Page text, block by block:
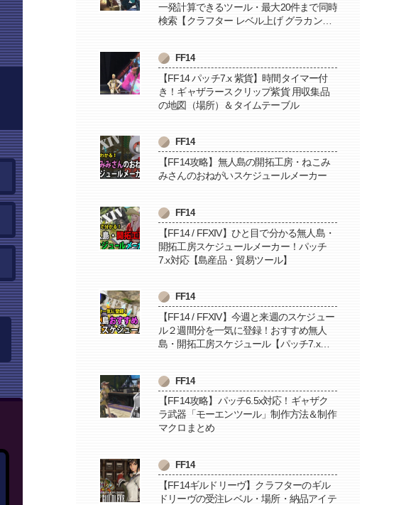
一発計算できるツール・最大20件まで同時
検索【クラフター レベル上げ グラカン納
FF14
【FF14 パッチ7.x 紫貨】時間タイマー付
き！ギャザラースクリップ紫貨 用収集品
の地図（場所）＆タイムテーブル
FF14
【FF14攻略】無人島の開拓工房・ねこみ
みさんのおねがいスケジュールメーカー
FF14
【FF14 / FFXIV】ひと目で分かる無人島・
開拓工房スケジュールメーカー！パッチ
7.x対応【島産品・貿易ツール】
FF14
【FF14 / FFXIV】今週と来週のスケジュー
ル２週間分を一気に登録！おすすめ無人
島・開拓工房スケジュール【パッチ7.x対
FF14
【FF14攻略】パッチ6.5x対応！ギャザク
ラ武器「モーエンツール」制作方法＆制作
マクロまとめ
FF14
【FF14ギルドリーヴ】クラフターのギル
ドリーヴの受注レベル・場所・納品アイテ